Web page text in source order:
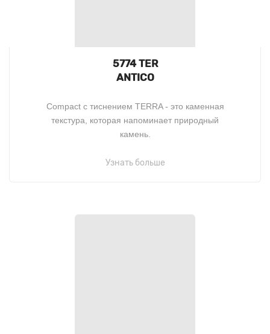
5774 TER
ANTICO
Compact c тиснением TERRA - это каменная
текстура, которая напоминает природный
камень.
Узнать больше